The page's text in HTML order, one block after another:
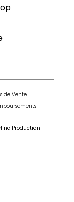
de Vente
Production